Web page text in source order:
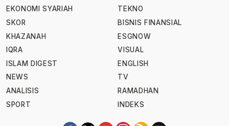
EKONOMI SYARIAH
SKOR
KHAZANAH
IQRA
ISLAM DIGEST
NEWS
ANALISIS
SPORT
TEKNO
BISNIS FINANSIAL
ESGNOW
VISUAL
ENGLISH
TV
RAMADHAN
INDEKS